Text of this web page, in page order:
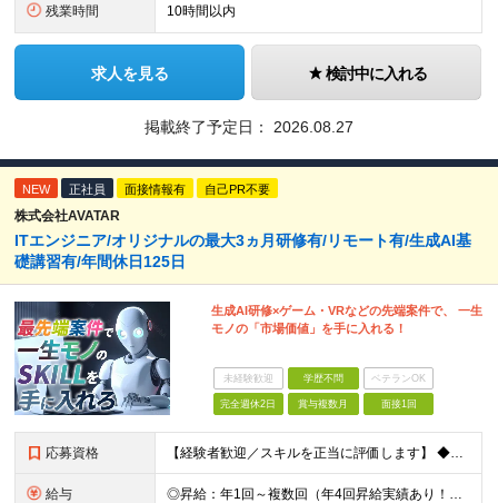
残業時間 10時間以内
求人を見る 検討中に入れる
掲載終了予定日： 2026.08.27
NEW 正社員 面接情報有 自己PR不要
株式会社AVATAR
ITエンジニア/オリジナルの最大3ヵ月研修有/リモート有/生成AI基
礎講習有/年間休日125日
生成AI研修×ゲーム・VRなどの先端案件で、 一生
モノの「市場価値」を手に入れる！
未経験歓迎 学歴不問 ベテランOK
完全週休2日 賞与複数月 面接1回
応募資格 【経験者歓迎／スキルを正当に評価します】 ◆学歴不問 ◆ITエンジニアとしての実務経験をお持ちの方（年数・分野不問） 「今の環境ではスキルアップの実感がない」 「もっと幅広い技術に挑戦したい」 「
給与 ◎昇給：年1回～複数回（年4回昇給実績あり！） ◎1000万円以上も可／20代後半で複数在籍！ 【ITエンジニア業務経験者】 ◆月給30万円～80万円(固定残業代含む)＋各種手当 ※経験者は試用期間